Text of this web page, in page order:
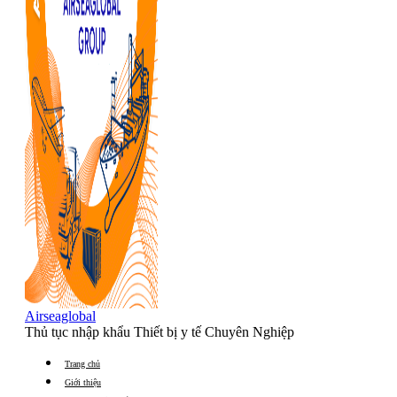
Airseaglobal
Thủ tục nhập khẩu Thiết bị y tế Chuyên Nghiệp
Trang chủ
Giới thiệu